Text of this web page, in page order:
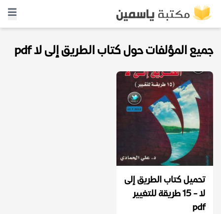
جميع المؤلفات حول كتاب الطريق إلى لا pdf
تحميل كتاب الطريق إلى
لا - 15 طريقة للتغيير
pdf